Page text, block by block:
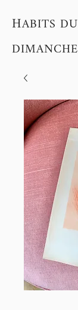
HABITS DU
DIMANCHE